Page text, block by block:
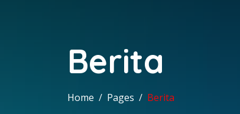
Berita
Home Pages Berita